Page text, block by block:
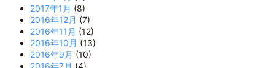
2017年1月 (8)
2016年12月 (7)
2016年11月 (12)
2016年10月 (13)
2016年9月 (10)